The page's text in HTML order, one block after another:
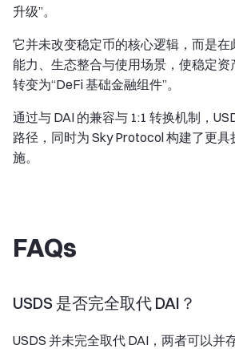
升级”。
它并未改变稳定币的核心逻辑，而是在
能力、生态整合与使用场景，使稳定资
转变为“DeFi 基础金融组件”。
通过与 DAI 的兼容与 1:1 转换机制，
路径，同时为 Sky Protocol 构建了更
施。
FAQs
USDS 是否完全取代 DAI？
USDS 并未完全取代 DAI，两者可以并